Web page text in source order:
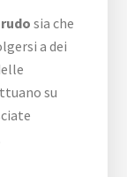
sia che
a dei
su